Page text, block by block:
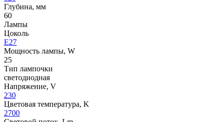
Глубина, мм
60
Лампы
Цоколь
E27
Мощность лампы, W
25
Тип лампочки
светодиодная
Напряжение, V
230
Цветовая температура, K
2700